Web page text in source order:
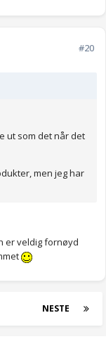
#20
ut som det når det
men jeg har
er veldig fornøyd
NESTE